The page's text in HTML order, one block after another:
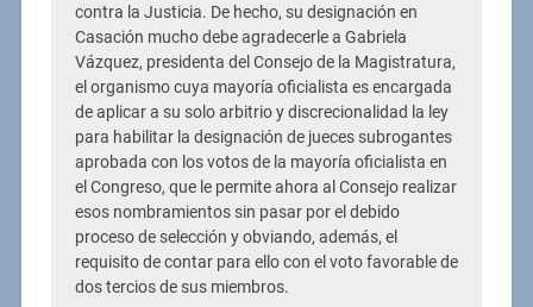
contra la Justicia. De hecho, su designación en
Casación mucho debe agradecerle a Gabriela
Vázquez, presidenta del Consejo de la Magistratura,
el organismo cuya mayoría oficialista es encargada
de aplicar a su solo arbitrio y discrecionalidad la ley
para habilitar la designación de jueces subrogantes
aprobada con los votos de la mayoría oficialista en
el Congreso, que le permite ahora al Consejo realizar
esos nombramientos sin pasar por el debido
proceso de selección y obviando, además, el
requisito de contar para ello con el voto favorable de
dos tercios de sus miembros.